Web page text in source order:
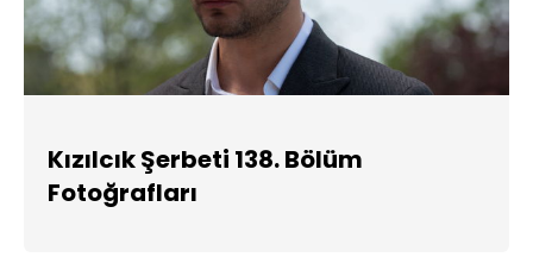
Kızılcık Şerbeti 138. Bölüm
Fotoğrafları